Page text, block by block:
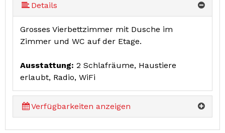
Details
Grosses Vierbettzimmer mit Dusche im
Zimmer und WC auf der Etage.
Ausstattung: 2 Schlafräume, Haustiere
erlaubt, Radio, WiFi
Verfügbarkeiten anzeigen